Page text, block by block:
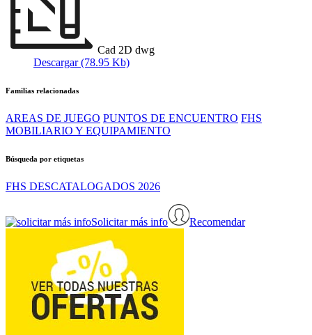
Cad 2D dwg
Descargar (78.95 Kb)
Familias relacionadas
AREAS DE JUEGO PUNTOS DE ENCUENTRO FHS
MOBILIARIO Y EQUIPAMIENTO
Búsqueda por etiquetas
FHS DESCATALOGADOS 2026
Solicitar más info Recomendar